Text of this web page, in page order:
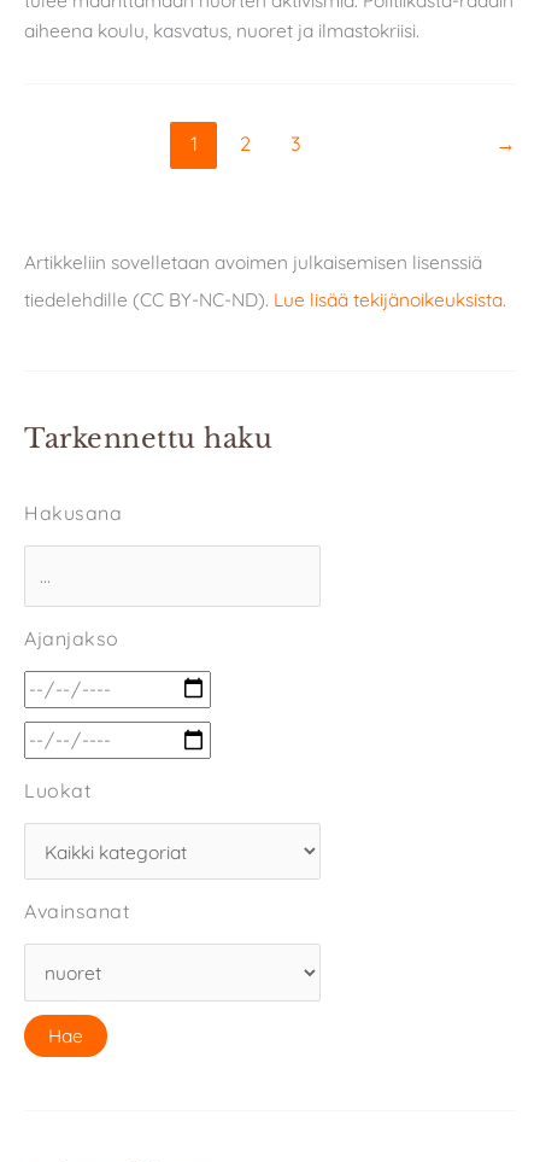
aiheena koulu, kasvatus, nuoret ja ilmastokriisi.
1 2 3 →
Artikkeliin sovelletaan avoimen julkaisemisen lisenssiä
tiedelehdille (CC BY-NC-ND). Lue lisää tekijänoikeuksista.
Tarkennettu haku
Hakusana
Ajanjakso
Luokat
Avainsanat